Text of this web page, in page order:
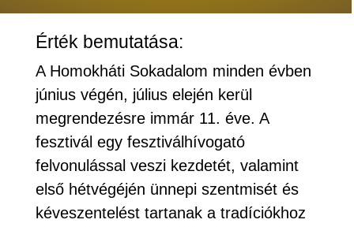
Érték bemutatása:
A Homokháti Sokadalom minden évben
június végén, július elején kerül
megrendezésre immár 11. éve. A
fesztivál egy fesztiválhívogató
felvonulással veszi kezdetét, valamint
első hétvégéjén ünnepi szentmisét és
kéveszentelést tartanak a tradíciókhoz